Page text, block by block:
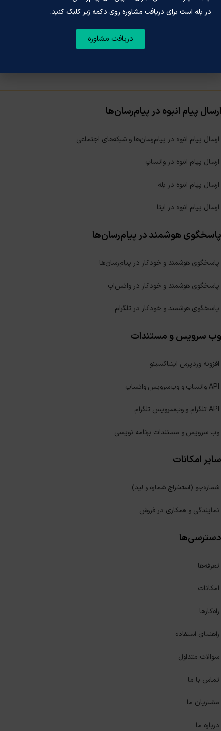
ارسال پیام انبوه در پیام‌رسان‌ها
ارسال پیام انبوه در پیام‌رسان‌ها و شبکه‌های اجتماعی
ارسال پیام انبوه در واتساپ
ارسال پیام انبوه در بله
ارسال پیام انبوه در ایتا
پاسخگوی هوشمند در پیام‌رسان‌ها
پاسخگوی هوشمند و خودکار در پیام‌رسان‌ها
پاسخگوی هوشمند و خودکار در واتس‌اپ
پاسخگوی هوشمند و خودکار در تلگرام
وب سرویس و مستندات
افزونه وردپرس اینباکسینو
API واتساپ و وب‌سرویس واتساپ
API تلگرام و وب‌سرویس تلگرام
وب سرویس و مستندات برنامه نویسی
سایر امکانات
شماره‌جو (استخراج شماره و لید)
نمایندگی و همکاری در فروش
دسترسی‌ها
تعرفه‌ها
امکانات
راه‌کارها
راهنمای استفاده
سوالات متداول
تماس با ما
مشتریان ما
درباره ما
در بله است برای دریافت مشاوره روی دکمه زیر کلیک کنید.
دریافت مشاوره